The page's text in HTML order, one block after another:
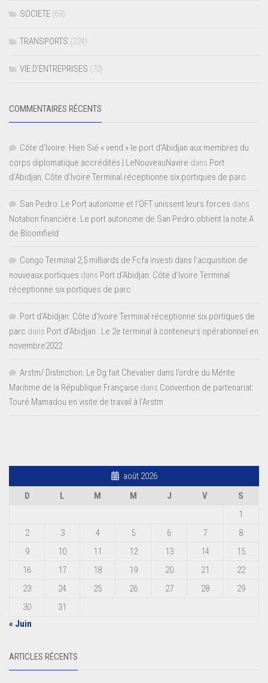
SOCIETE (69)
TRANSPORTS (224)
VIE D’ENTREPRISES (70)
COMMENTAIRES RÉCENTS
Côte d'Ivoire: Hien Sié « vend » le port d'Abidjan aux membres du
corps diplomatique accrédités | LeNouveauNavire dans Port
d’Abidjan: Côte d’Ivoire Terminal réceptionne six portiques de parc
San Pedro: Le Port autonome et l’OFT unissent leurs forces dans
Notation financière: Le port autonome de San Pedro obtient la note A
de Bloomfield
Congo Terminal 2,5 milliards de Fcfa investi dans l’acquisition de
nouveaux portiques dans Port d’Abidjan: Côte d’Ivoire Terminal
réceptionne six portiques de parc
Port d'Abidjan: Côte d’Ivoire Terminal réceptionne six portiques de
parc dans Port d’Abidjan : Le 2e terminal à conteneurs opérationnel en
novembre2022
Arstm/ Distinction: Le Dg fait Chevalier dans l’ordre du Mérite
Maritime de la République Française dans Convention de partenariat:
Touré Mamadou en visite de travail à l’Arstm
août 2026
D
L M M J V
S
1
2
3 4 5 6 7
8
9
10 11 12 13 14
15
16
17 18 19 20 21
22
23
24 25 26 27 28
29
30
31
« Juin
ARTICLES RÉCENTS